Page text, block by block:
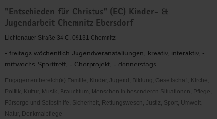
für
Christus"
(EC)
Mildenau
&
Mauersberg
"Entschieden für Christus" (EC) Kinder- &
Jugendarbeit Chemnitz Ebersdorf
Lichtenauer Straße 34 C, 09131 Chemnitz
- freitags wöchentlich Jugendveranstaltungen, kreativ, interaktiv, -
mittwochs Sporttreff, - Chorprojekt, - donnerstags...
Engagementbereich(e) Familie, Kinder, Jugend, Bildung, Gesellschaft, Kirche,
Politik, Kultur, Musik, Brauchtum, Menschen in besonderen Situationen, Pflege,
Fürsorge und Selbsthilfe, Sicherheit, Rettungswesen, Justiz, Sport, Umwelt,
Natur, Denkmalpflege